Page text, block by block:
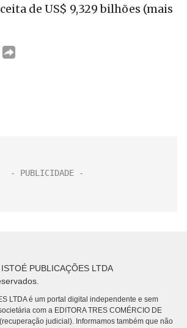
de US$ 9,329 bilhões (mais
PUBLICAÇÕES LTDA
LTDA é um portal digital independente e sem
com a EDITORA TRES COMÉRCIO DE
judicial). Informamos também que não